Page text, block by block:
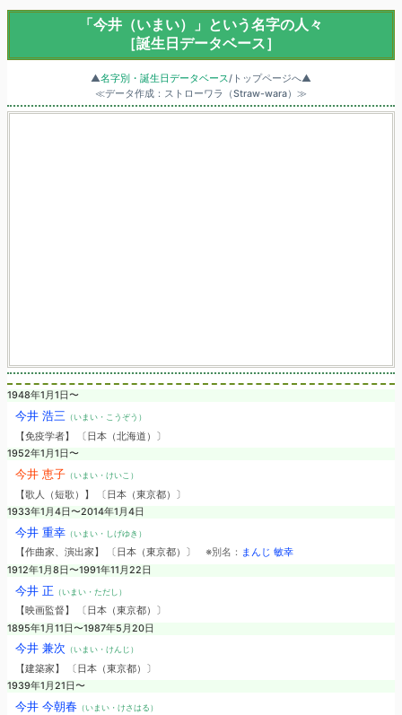
「今井（いまい）」という名字の人々
［誕生日データベース］
▲名字別・誕生日データベース/トップページへ▲
≪データ作成：ストローワラ（Straw-wara）≫
1948年1月1日〜
今井 浩三 （いまい・こうぞう）
【免疫学者】 〔日本（北海道）〕
1952年1月1日〜
今井 恵子（いまい・けいこ）
【歌人（短歌）】 〔日本（東京都）〕
1933年1月4日〜2014年1月4日
今井 重幸（いまい・しげゆき）
【作曲家、演出家】 〔日本（東京都）〕 ※別名： まんじ 敏幸
1912年1月8日〜1991年11月22日
今井 正 （いまい・ただし）
【映画監督】 〔日本（東京都）〕
1895年1月11日〜1987年5月20日
今井 兼次 （いまい・けんじ）
【建築家】 〔日本（東京都）〕
1939年1月21日〜
今井 今朝春（いまい・けさはる）